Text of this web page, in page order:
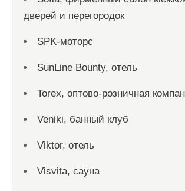
дверей и перегородок
SPK-моторс
SunLine Bounty, отель
Torex, оптово-розничная
Veniki, банный клуб
Viktor, отель
Visvita, сауна